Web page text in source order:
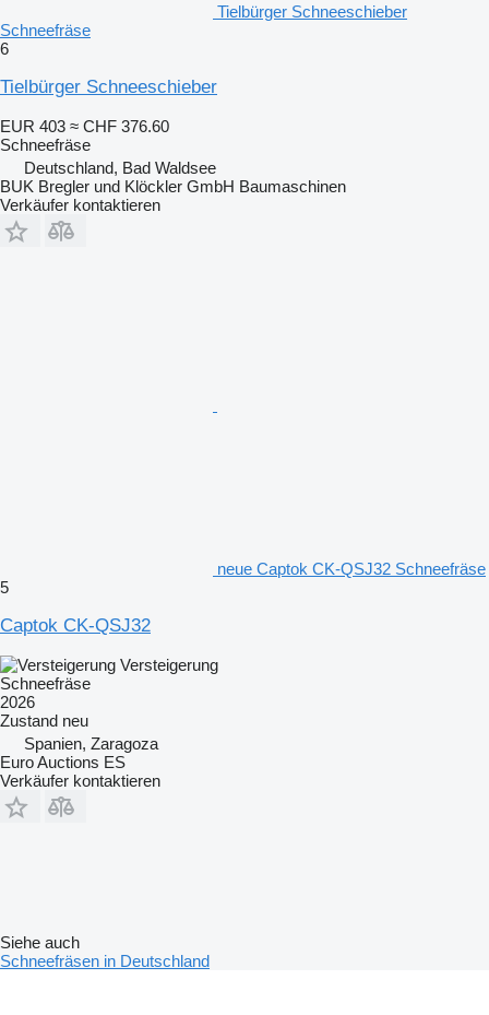
Tielbürger Schneeschieber
Schneefräse
6
Tielbürger Schneeschieber
EUR 403 ≈ CHF 376.60
Schneefräse
Deutschland, Bad Waldsee
BUK Bregler und Klöckler GmbH Baumaschinen
Verkäufer kontaktieren
neue Captok CK-QSJ32 Schneefräse
5
Captok CK-QSJ32
Versteigerung
Schneefräse
2026
Zustand neu
Spanien, Zaragoza
Euro Auctions ES
Verkäufer kontaktieren
Siehe auch
Schneefräsen in Deutschland